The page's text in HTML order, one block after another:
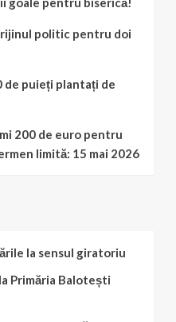
politic pentru doi
de puieți plantați de
200 de euro pentru
limită: 15 mai 2026
la sensul giratoriu
la Primăria Balotești